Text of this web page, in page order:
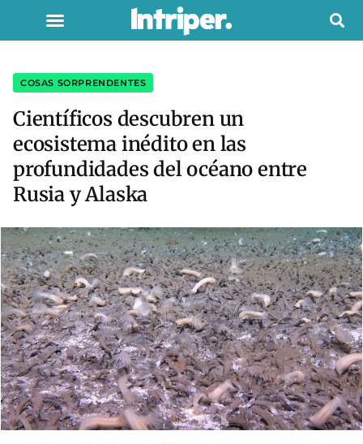
COSAS SORPRENDENTES
Científicos descubren un
ecosistema inédito en las
profundidades del océano entre
Rusia y Alaska